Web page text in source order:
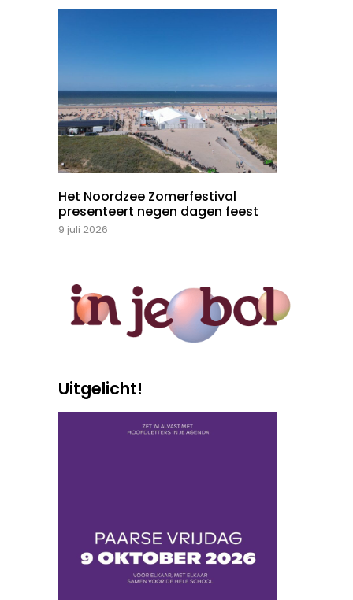
Het Noordzee Zomerfestival
presenteert negen dagen feest
9 juli 2026
Uitgelicht!